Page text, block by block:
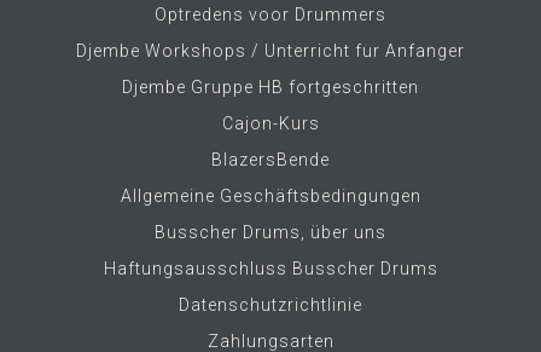
Optredens voor Drummers
Djembe Workshops / Unterricht fur Anfanger
Djembe Gruppe HB fortgeschritten
Cajon-Kurs
BlazersBende
Allgemeine Geschäftsbedingungen
Busscher Drums, über uns
Haftungsausschluss Busscher Drums
Datenschutzrichtlinie
Zahlungsarten